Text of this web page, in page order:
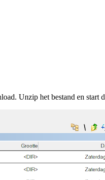
Unzip het bestand en start